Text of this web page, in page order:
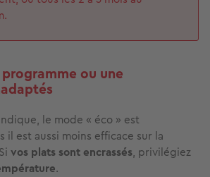
programme ou une
le mode « éco » est
il est aussi moins efficace sur la
vos plats sont encrassés, privilégiez
.